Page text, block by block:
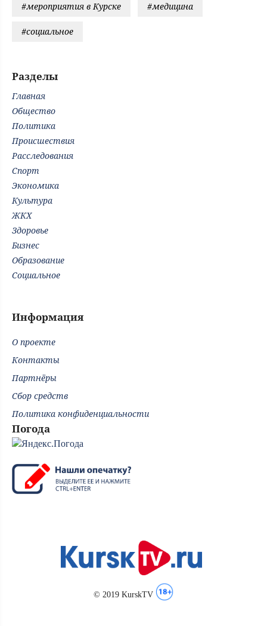
#мероприятия в Курске #медицина
#социальное
Разделы
Главная
Общество
Политика
Происшествия
Расследования
Спорт
Экономика
Культура
ЖКХ
Здоровье
Бизнес
Образование
Социальное
Информация
О проекте
Контакты
Партнёры
Сбор средств
Политика конфиденциальности
Погода
© 2019 KurskTV